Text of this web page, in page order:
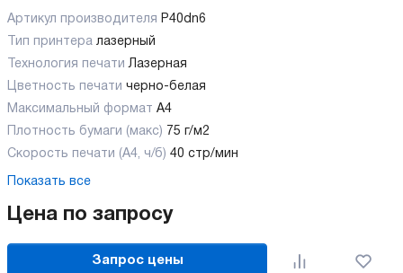
Артикул производителя P40dn6
Тип принтера лазерный
Технология печати Лазерная
Цветность печати черно-белая
Максимальный формат А4
Плотность бумаги (макс) 75 г/м2
Скорость печати (А4, ч/б) 40 стр/мин
Показать все
Цена по запросу
Запрос цены